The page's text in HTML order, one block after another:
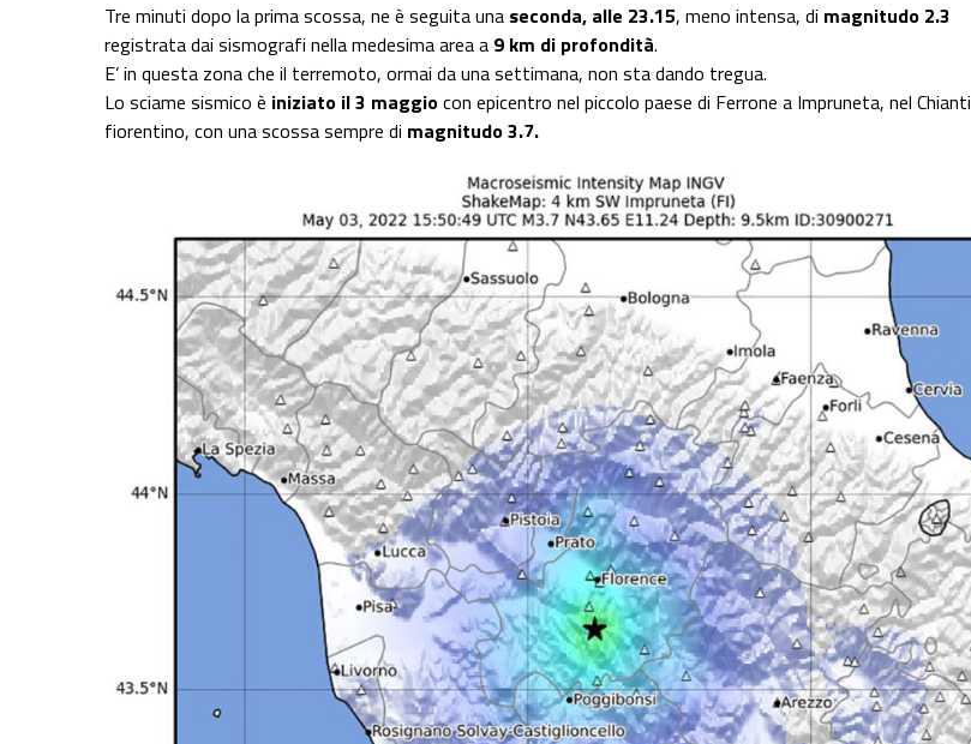
Tre minuti dopo la prima scossa, ne è seguita una seconda, alle 23.15, meno intensa, di magnitudo 2.3
registrata dai sismografi nella medesima area a 9 km di profondità.
E’ in questa zona che il terremoto, ormai da una settimana, non sta dando tregua.
Lo sciame sismico è iniziato il 3 maggiocon epicentro nel piccolo paese di Ferrone a Impruneta, nel Chianti
fiorentino, con una scossa sempre di magnitudo 3.7.